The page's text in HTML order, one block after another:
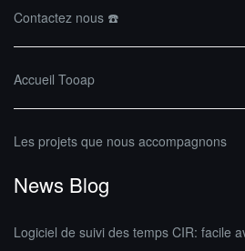
Contactez nous ☎️
Accueil Tooap
Les projets que nous accompagnons
News Blog
Logiciel de suivi des temps CIR: facile